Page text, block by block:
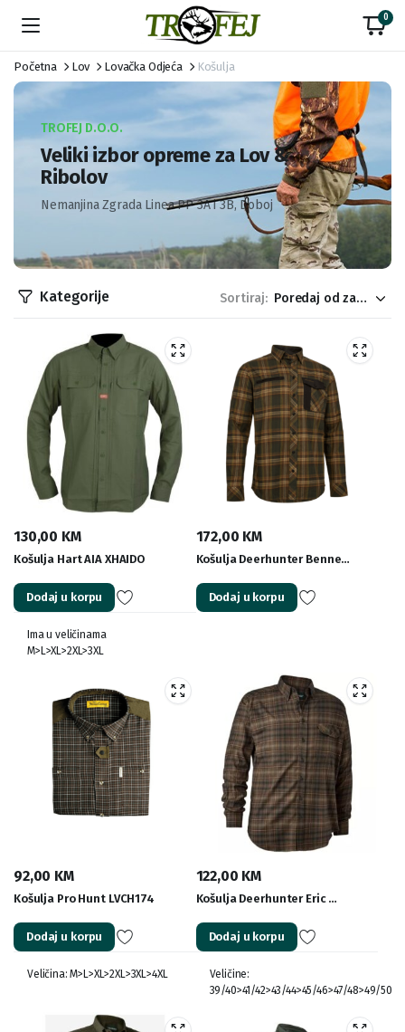
0
Početna Lov Lovačka Odjeća Košulja
TROFEJ D.O.O.
Veliki izbor opreme za Lov &
Ribolov
Nemanjina Zgrada Linea PP 3A i 3B, Doboj
Kategorije Sortiraj:
130,00 KM
Košulja Hart AIA XHAIDO
Dodaj u korpu
Ima u veličinama
M>L>XL>2XL>3XL
172,00 KM
Košulja Deerhunter Benne…
Dodaj u korpu
92,00 KM
Košulja Pro Hunt LVCH174
Dodaj u korpu
Veličina: M>L>XL>2XL>3XL>4XL
122,00 KM
Košulja Deerhunter Eric …
Dodaj u korpu
Veličine:
39/40>41/42>43/44>45/46>47/48>49/50